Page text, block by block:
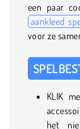
een paar
aankleed
voor ze
KLIK
het